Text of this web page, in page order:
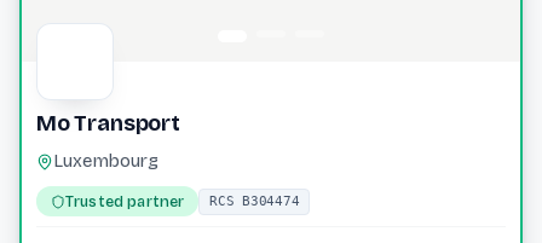
Mo Transport
Luxembourg
Trusted partner RCS B304474